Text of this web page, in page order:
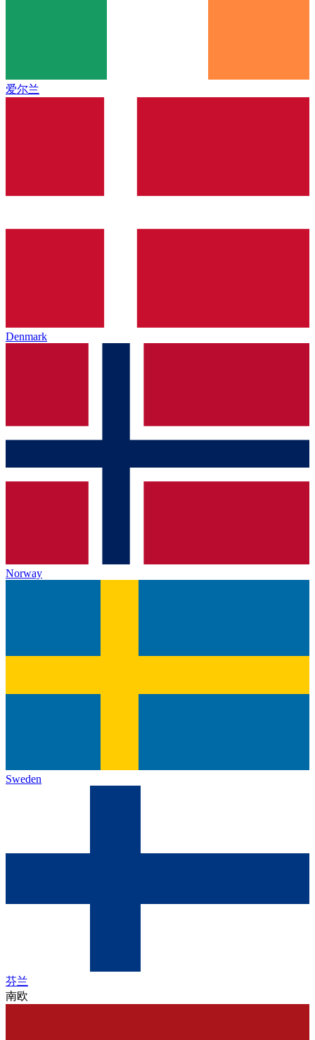
爱尔兰
Denmark
Norway
Sweden
芬兰
南欧